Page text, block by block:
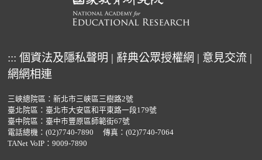
::: 個資法及隱私聲明 | 辭典公眾授權網 | 意見交流 |
網網相連
三峽總院區：新北市三峽區三樹路2號
臺北院區：臺北市大安區和平東路一段179號
臺中院區：臺中市豐原區師範街67號
電話總機： (02)7740-7890
傳真：(02)7740-7064
TANet VoIP：9009-7890